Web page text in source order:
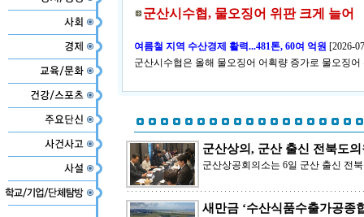
군산시수협, 물오징어 위판 크게 늘어
여름철 지역 수산경제 활력...481톤, 60여 억원 [2026-
군산시수협은 올해 물오징어 어획량 증가로 물오징
군산상의, 군산 출신 전북도
군산상공회의소는 6일 군산 출신 전
새만금 ‘수산식품수출가공종